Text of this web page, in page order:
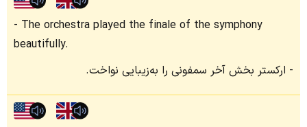
The orchestra played the finale of the symphony
beautifully.
ارکستر بخش آخر سمفونی را به‌زیبایی نواخت.